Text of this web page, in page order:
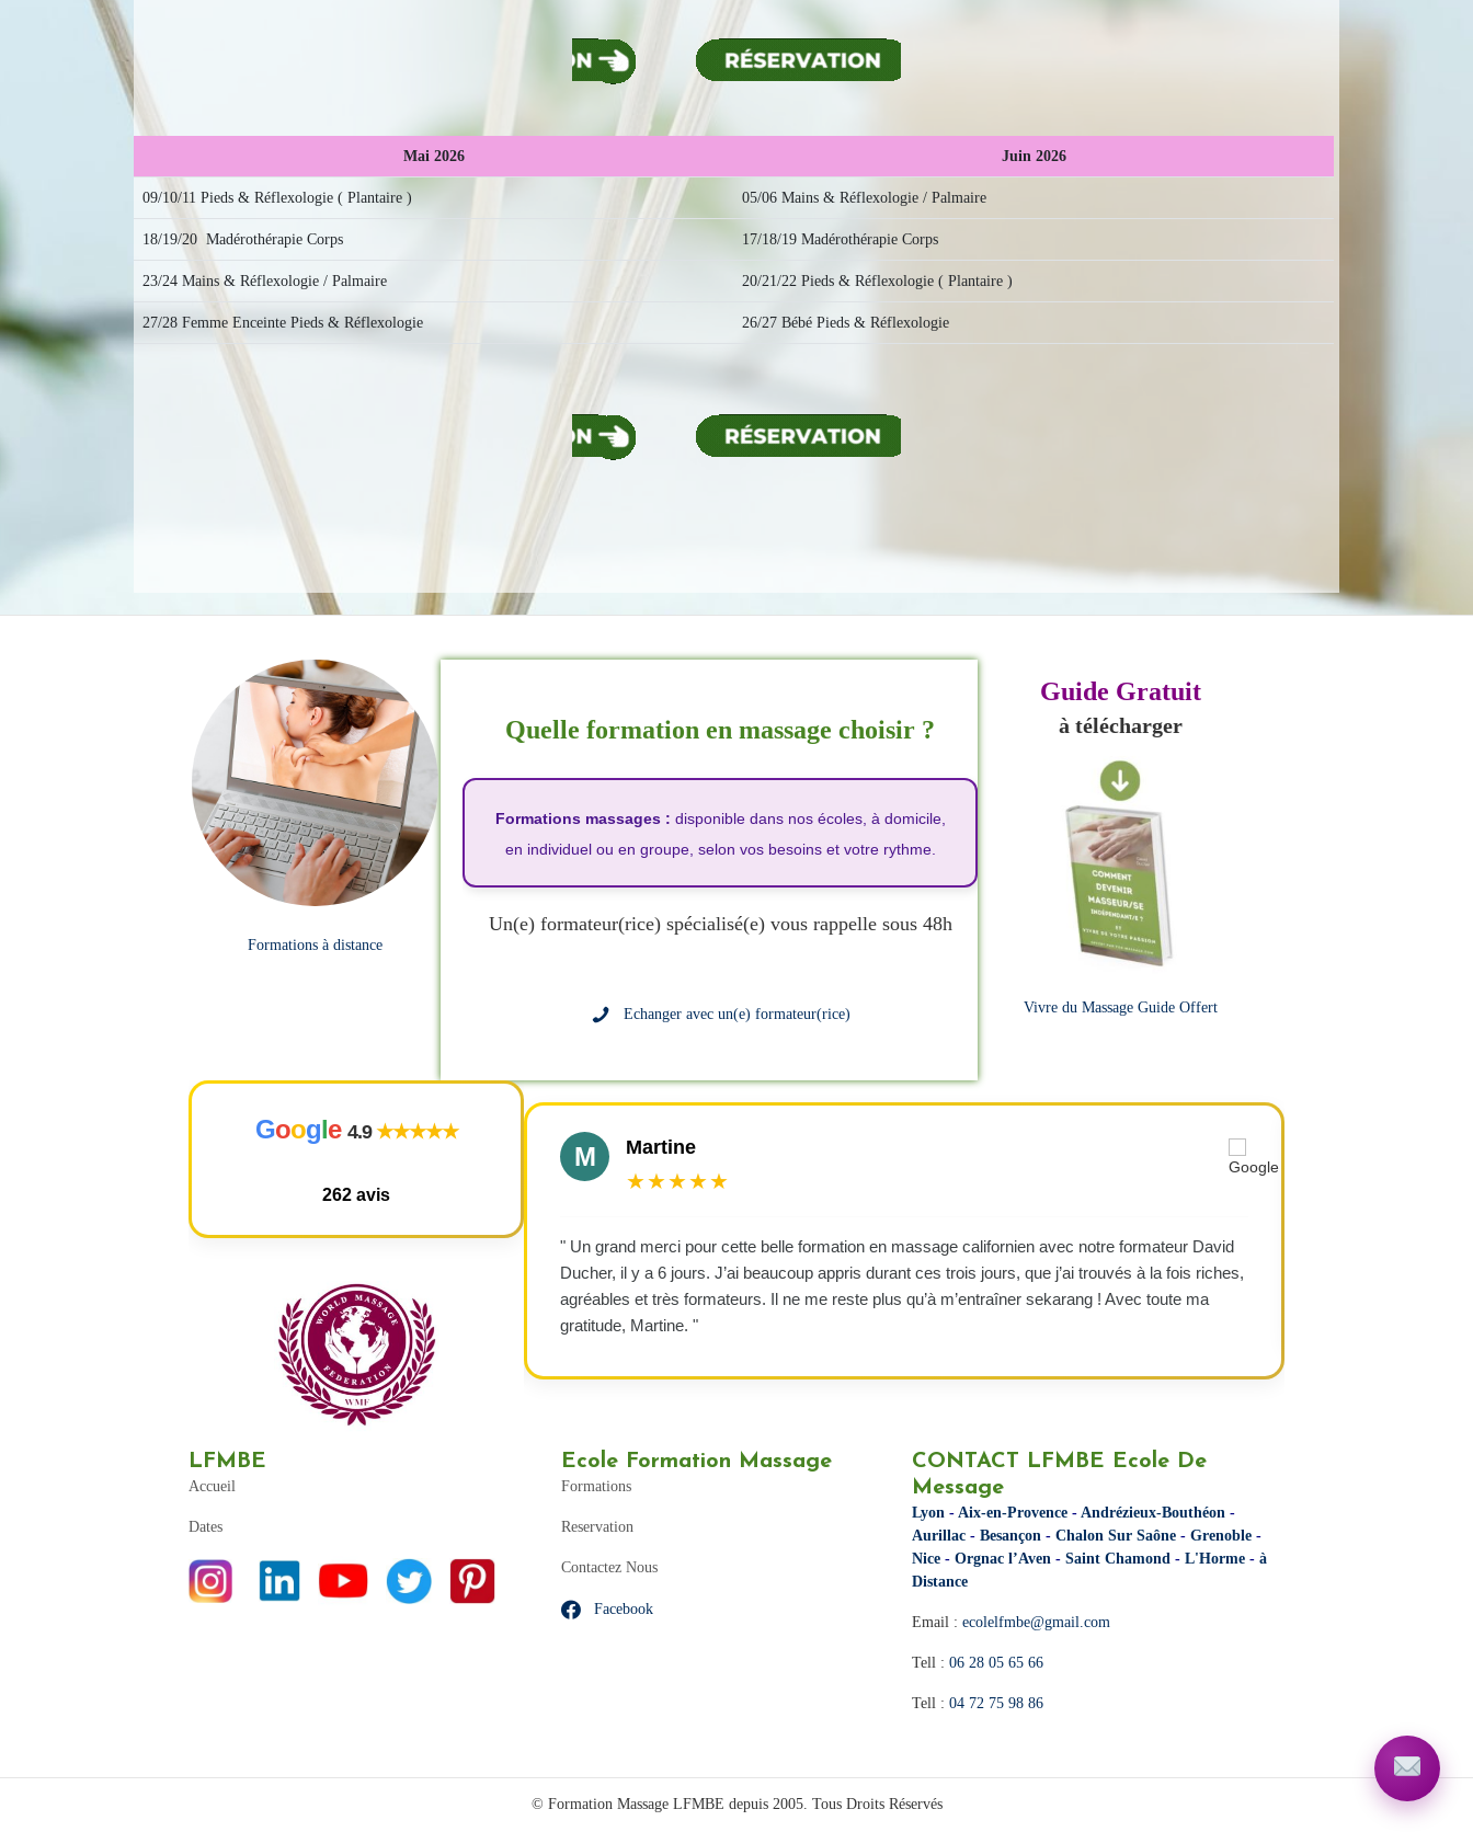
Mai 2026 Juin 2026
09/10/11 Pieds & Réflexologie ( Plantaire ) 05/06 Mains & Réflexologie / Palmaire
18/19/20 Madérothérapie Corps 17/18/19 Madérothérapie Corps
23/24 Mains & Réflexologie / Palmaire 20/21/22 Pieds & Réflexologie ( Plantaire )
27/28 Femme Enceinte Pieds & Réflexologie 26/27 Bébé Pieds & Réflexologie
Formations à distance
Quelle formation en massage choisir ?
Formations massages : disponible dans nos écoles, à domicile,
en individuel ou en groupe, selon vos besoins et votre rythme.
Un(e) formateur(rice) spécialisé(e) vous rappelle sous 48h
Echanger avec un(e) formateur(rice)
Guide Gratuit
à télécharger
Vivre du Massage Guide Offert
Google 4.9★★★★★
262 avis
ce qui m’a le plus marqué, c’est aussi sa profonde humanité. Une
M Martine
★★★★★
" Un grand merci pour cette belle formation en massage californien avec notre formateur David
Ducher, il y a 6 jours. J’ai beaucoup appris durant ces trois jours, que j’ai trouvés à la fois riches,
agréables et très formateurs. Il ne me reste plus qu’à m’entraîner sekarang ! Avec toute ma
gratitude, Martine. "
LFMBE
Accueil
Dates
Ecole Formation Massage
Formations
Reservation
Contactez Nous
Facebook
CONTACT LFMBE Ecole De
Message
Lyon - Aix-en-Provence - Andrézieux-Bouthéon -
Aurillac - Besançon - Chalon Sur Saône - Grenoble -
Nice - Orgnac l’Aven - Saint Chamond - L'Horme - à
Distance
Email : ecolelfmbe@gmail.com
Tell : 06 28 05 65 66
Tell : 04 72 75 98 86
© Formation Massage LFMBE depuis 2005. Tous Droits Réservés